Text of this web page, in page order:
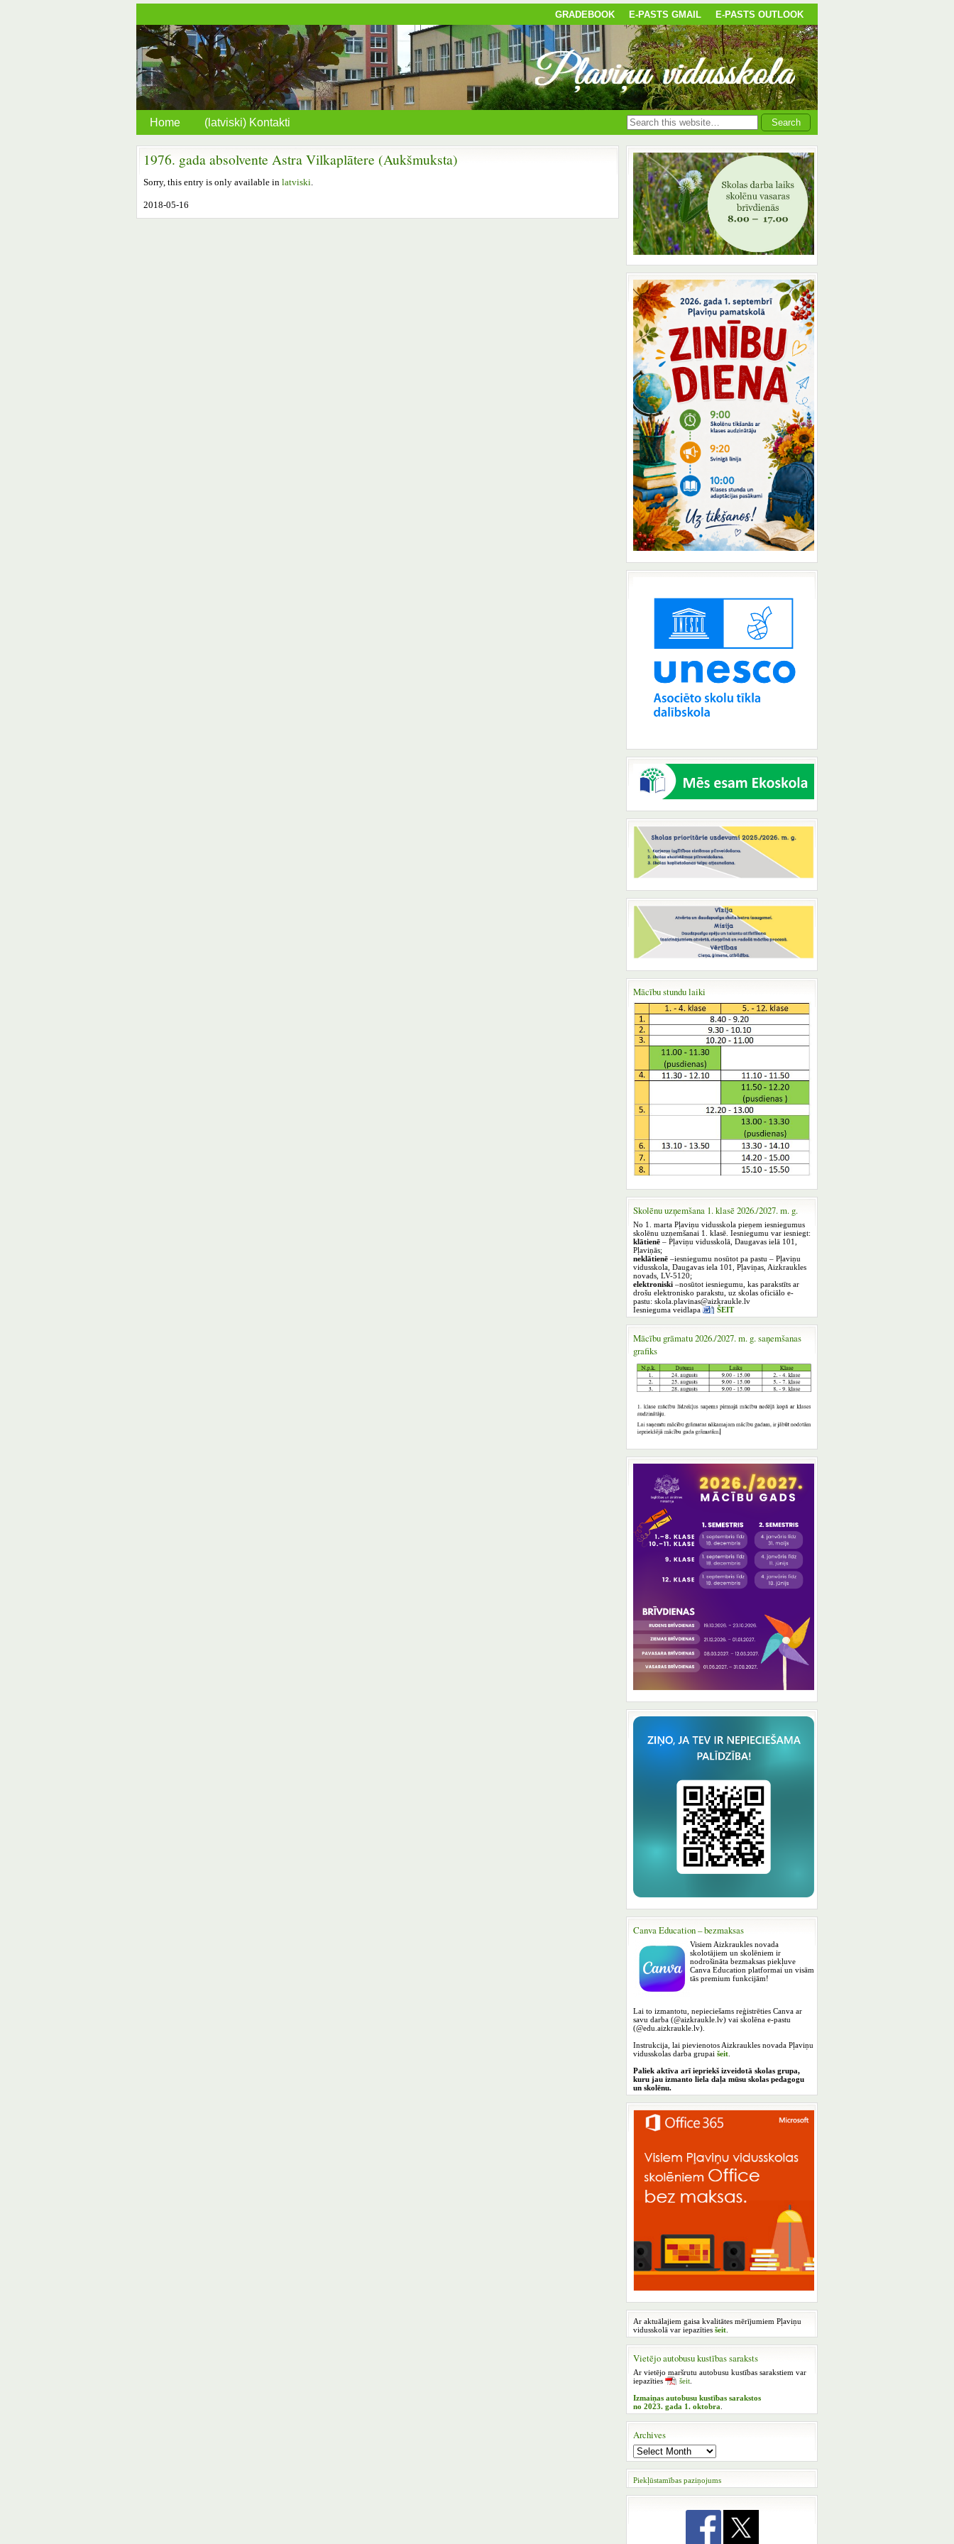
GRADEBOOK E-PASTS GMAIL E-PASTS OUTLOOK
Home (latviski) Kontakti
1976. gada absolvente Astra Vilkaplātere (Aukšmuksta)
Sorry, this entry is only available in latviski.
2018-05-16
Mācību stundu laiki
Skolēnu uzņemšana 1. klasē 2026./2027. m. g.
No 1. marta Pļaviņu vidusskola pieņem iesniegumus
skolēnu uzņemšanai 1. klasē. Iesniegumu var iesniegt:
klātienē – Pļaviņu vidusskolā, Daugavas ielā 101,
Pļaviņās;
neklātienē –iesniegumu nosūtot pa pastu – Pļaviņu
vidusskola, Daugavas iela 101, Pļaviņas, Aizkraukles
novads, LV-5120;
elektroniski –nosūtot iesniegumu, kas parakstīts ar
drošu elektronisko parakstu, uz skolas oficiālo e-
pastu: skola.plavinas@aizkraukle.lv
Iesnieguma veidlapa
ŠEIT
Mācību grāmatu 2026./2027. m. g. saņemšanas
grafiks
Canva Education – bezmaksas
Visiem Aizkraukles novada
skolotājiem un skolēniem ir
nodrošināta bezmaksas piekļuve
Canva Education platformai un visām
tās premium funkcijām!
Lai to izmantotu, nepieciešams reģistrēties Canva ar
savu darba (@aizkraukle.lv) vai skolēna e-pastu
(@edu.aizkraukle.lv).
Instrukcija, lai pievienotos Aizkraukles novada Pļaviņu
vidusskolas darba grupai šeit
Paliek aktīva arī iepriekš izveidotā skolas grupa,
kuru jau izmanto liela daļa mūsu skolas pedagogu
un skolēnu.
Ar aktuālajiem gaisa kvalitātes mērījumiem Pļaviņu
vidusskolā var iepazīties šeit
Vietējo autobusu kustības saraksts
Ar vietējo maršrutu autobusu kustības sarakstiem var
iepazīties
šeit
Izmaiņas autobusu kustības sarakstos
no 2023. gada 1. oktobra
Archives
Piekļūstamības paziņojums